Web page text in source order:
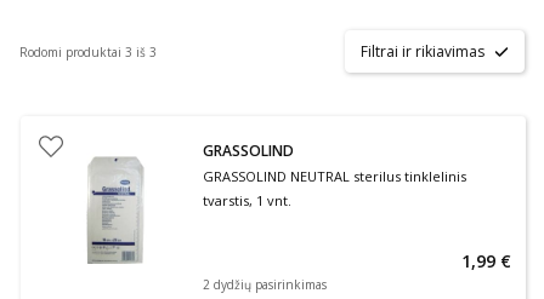
Rodomi produktai 3 iš 3 Filtrai ir rikiavimas
GRASSOLIND
GRASSOLIND NEUTRAL sterilus tinklelinis
tvarstis, 1 vnt.
1,99 €
2 dydžių pasirinkimas